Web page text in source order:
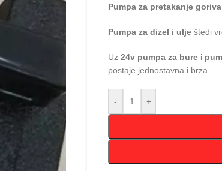
Pumpa za pretakanje
Pumpa za dizel i ulje štedi
Uz 24v pumpa za bure i
postaje jednostavna i brza.
- +